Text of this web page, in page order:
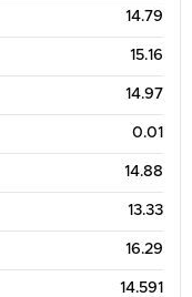
14.79
15.16
14.97
0.01
14.88
13.33
16.29
14.591